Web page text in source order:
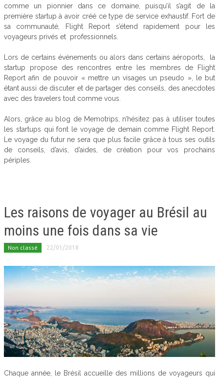
comme un pionnier dans ce domaine, puisqu’il s’agit de la
première startup à avoir créé ce type de service exhaustif. Fort de
sa communauté, Flight Report s’étend rapidement pour les
voyageurs privés et professionnels.
Lors de certains événements ou alors dans certains aéroports,
a
startup propose des rencontres entre les membres de Flight
Report afin de pouvoir « mettre un visages un pseudo », le but
étant aussi de discuter et de partager des conseils, des anecdotes
avec des travelers tout comme vous.
Alors, grâce au blog de Memotrips , n’hésitez pas à utiliser toutes
les startups qui font le voyage de demain comme Flight Report.
Le voyage du futur ne sera que plus facile grâce à tous ses outils
de conseils, d’avis, d’aides, de création pour vos prochains
périples.
Les raisons de voyager au Brésil au
moins une fois dans sa vie
Non classé 22/01/2018
Chaque année, le Brésil accueille des millions de voyageurs qui